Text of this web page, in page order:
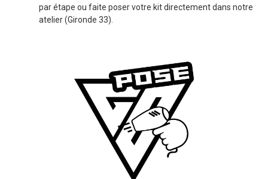
par étape ou faite poser votre kit directement dans notre
atelier (Gironde 33).